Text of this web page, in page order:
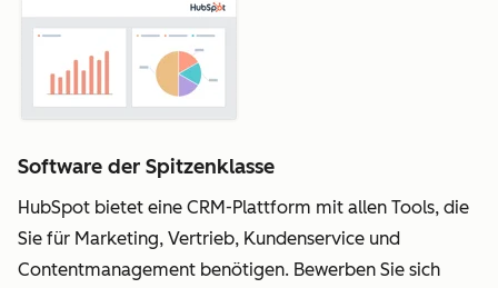
Software der Spitzenklasse
HubSpot bietet eine CRM-Plattform mit allen Tools, die
Sie für Marketing, Vertrieb, Kundenservice und
Contentmanagement benötigen. Bewerben Sie sich